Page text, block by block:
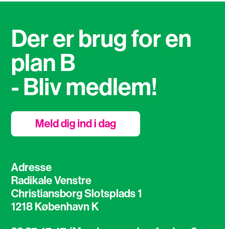
Adresse
Radikale Venstre
Christiansborg Slotsplads 1
1218 København K
Der er brug for en
plan B
- Bliv medlem!
Meld dig ind i dag